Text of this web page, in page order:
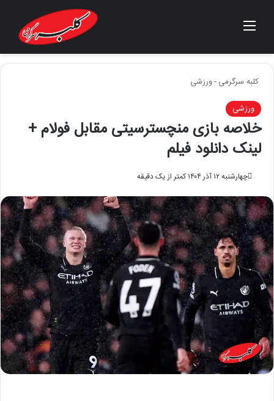
منو
کلبه سرگرمی-ورزشی
ورزشی
خلاصه بازی منچسترسیتی مقابل فولام +
لینک دانلود فیلم
چهارشنبه ۱۲ آذر ۱۴۰۴ کمتر از یک دقیقه